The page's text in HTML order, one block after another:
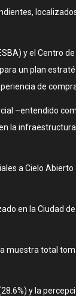
y el Centro
un plan
de
–entendido
la
a Cielo
en la Ciudad
total
y la